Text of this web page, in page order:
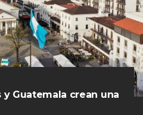
Guatemala crean una